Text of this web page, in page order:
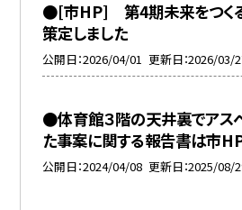
●[市HP] 第4期未来をつく
策定しました
公開日 2026/04/01 更新日 2026/03/
●体育館３階の天井裏でアス
た事案に関する報告書は市HP
公開日 2024/04/08 更新日 2025/08/